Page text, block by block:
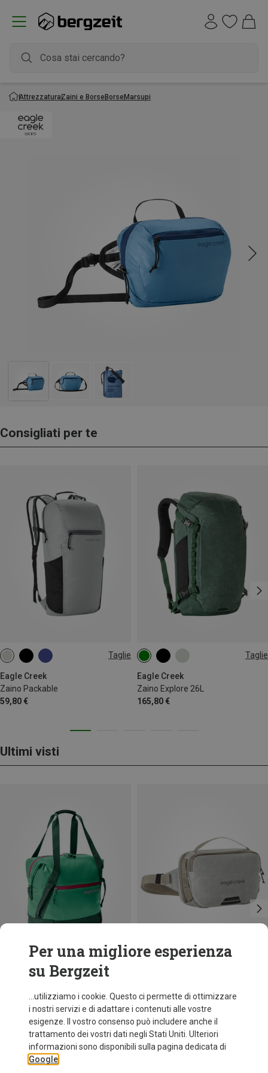
AttrezzaturaZaini e BorseBorseMarsupi
Consigliati per te
Taglie
Eagle Creek
Zaino Packable
59,80 €
13L Taglie
Eagle Creek
Zaino Explore 26L
165,80 €
26L
Ultimi visti
Risparmi 30%
Eagle Creek
Marsupio Explore Hip Pack
56,50 €
Per una migliore esperienza
su Bergzeit
...utilizziamo i cookie. Questo ci permette di ottimizzare
i nostri servizi e di adattare i contenuti alle vostre
esigenze. Il vostro consenso può includere anche il
trattamento dei vostri dati negli Stati Uniti. Ulteriori
informazioni sono disponibili sulla pagina dedicata di
Google